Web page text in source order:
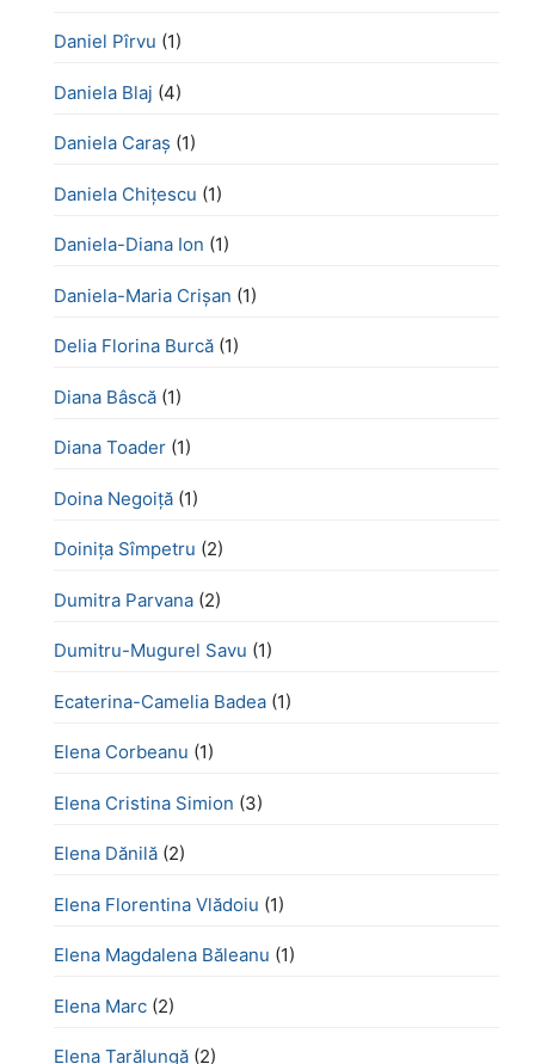
Daniel Pîrvu (1)
Daniela Blaj (4)
Daniela Caraș (1)
Daniela Chiţescu (1)
Daniela-Diana Ion (1)
Daniela-Maria Crișan (1)
Delia Florina Burcă (1)
Diana Bâscă (1)
Diana Toader (1)
Doina Negoiță (1)
Doinița Sîmpetru (2)
Dumitra Parvana (2)
Dumitru-Mugurel Savu (1)
Ecaterina-Camelia Badea (1)
Elena Corbeanu (1)
Elena Cristina Simion (3)
Elena Dănilă (2)
Elena Florentina Vlădoiu (1)
Elena Magdalena Băleanu (1)
Elena Marc (2)
Elena Țarălungă (2)